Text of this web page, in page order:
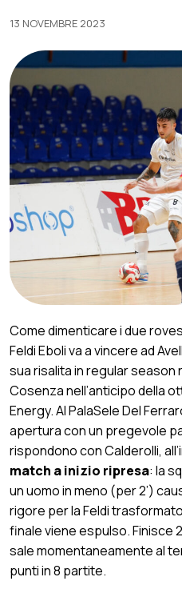
13 NOVEMBRE 2023
Come dimenticare i due
Feldi Eboli va a vincere ad
sua risalita in regular
Cosenza nell’anticipo della
Energy. Al PalaSele Del
apertura con un pregevole
rispondono con Calderolli,
match a inizio ripresa: la
un uomo in meno (per 2’)
rigore per la Feldi
finale viene espulso. Finisce
sale momentaneamente al
punti in 8 partite.